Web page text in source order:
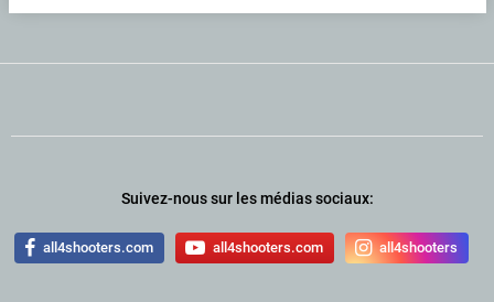
Suivez-nous sur les médias sociaux:
all4shooters.com all4shooters.com all4shooters